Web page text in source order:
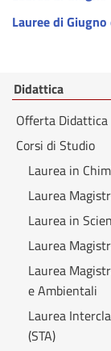
Lauree di
Didattica
Offerta Didattica
Corsi di Studio
Laurea in
Laurea
Laurea in
Laurea
Laurea
e Ambientali
Laurea
(STA)